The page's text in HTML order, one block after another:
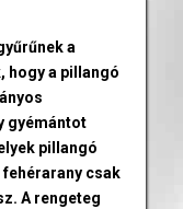
a
hogy a pillangó
gyémántot
pillangó
csak
A rengeteg